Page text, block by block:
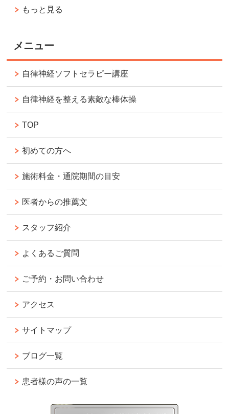
もっと見る
メニュー
自律神経ソフトセラピー講座
自律神経を整える素敵な棒体操
TOP
初めての方へ
施術料金・通院期間の目安
医者からの推薦文
スタッフ紹介
よくあるご質問
ご予約・お問い合わせ
アクセス
サイトマップ
ブログ一覧
患者様の声の一覧